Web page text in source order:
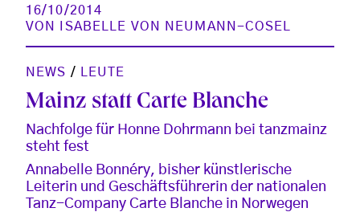
16/10/2014
VON
ISABELLE VON NEUMANN-COSEL
NEWS / LEUTE
Mainz statt Carte Blanche
Nachfolge für Honne Dohrmann bei tanzmainz
steht fest
Annabelle Bonnéry, bisher künstlerische
Leiterin und Geschäftsführerin der nationalen
Tanz-Company Carte Blanche in Norwegen